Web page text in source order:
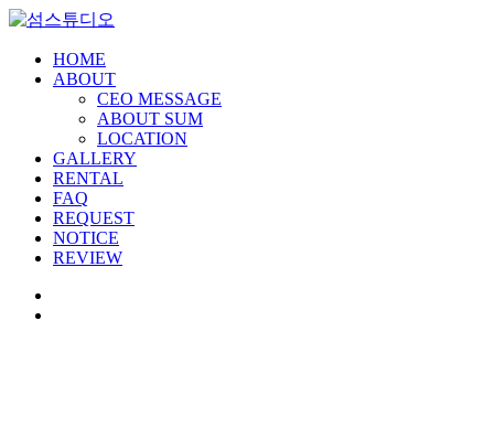
HOME
ABOUT
CEO MESSAGE
ABOUT SUM
LOCATION
GALLERY
RENTAL
FAQ
REQUEST
NOTICE
REVIEW